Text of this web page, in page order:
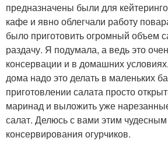
предназначены были для
кафе и явно облегчали работу
было приготовить огромный объем
раздачу. Я подумала, а ведь это
консервации и в домашних
дома надо это делать в маленьких
приготовлении салата просто
маринад и выложить уже
салат. Делюсь с вами этим
консервирования огурчиков.